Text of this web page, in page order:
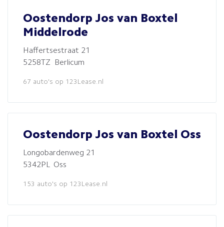
Oostendorp Jos van Boxtel
Middelrode
Haffertsestraat 21
5258TZ Berlicum
67 auto's op 123Lease.nl
Oostendorp Jos van Boxtel Oss
Longobardenweg 21
5342PL Oss
153 auto's op 123Lease.nl